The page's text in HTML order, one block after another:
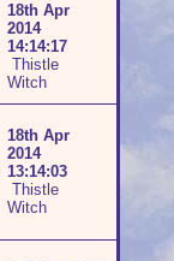
18th Apr
2014
14:14:17
Thistle
Witch
18th Apr
2014
13:14:03
Thistle
Witch